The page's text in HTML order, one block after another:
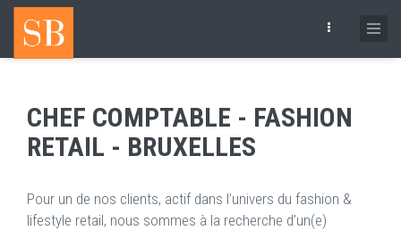
Skip
main
CHEF COMPTABLE - FASHION
RETAIL - BRUXELLES
Pour un de nos clients, actif dans l’univers du fashion &
lifestyle retail, nous sommes à la recherche d’un(e)